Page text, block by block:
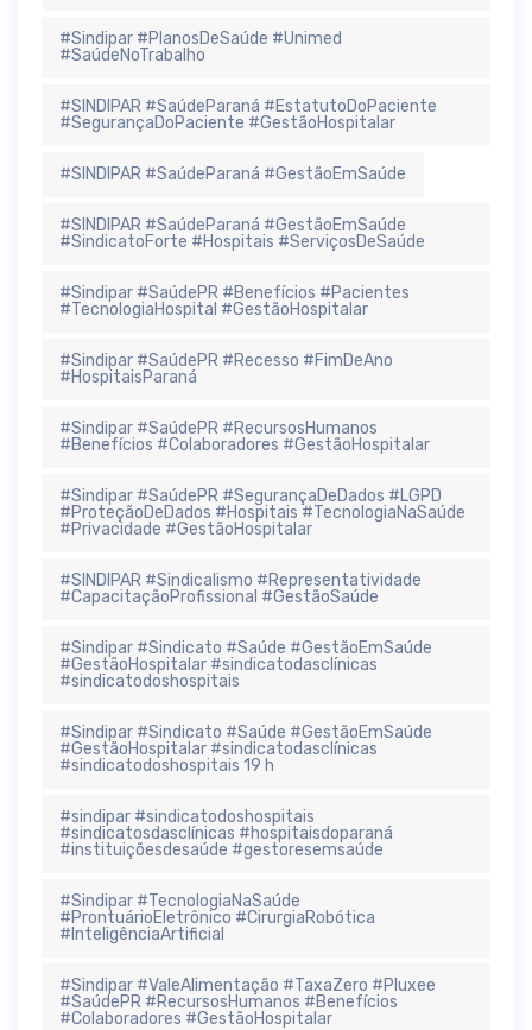
#Sindipar #PlanosDeSaúde #Unimed
#SaúdeNoTrabalho
#SINDIPAR #SaúdeParaná #EstatutoDoPaciente
#SegurançaDoPaciente #GestãoHospitalar
#SINDIPAR #SaúdeParaná #GestãoEmSaúde
#SINDIPAR #SaúdeParaná #GestãoEmSaúde
#SindicatoForte #Hospitais #ServiçosDeSaúde
#Sindipar #SaúdePR #Benefícios #Pacientes
#TecnologiaHospital #GestãoHospitalar
#Sindipar #SaúdePR #Recesso #FimDeAno
#HospitaisParaná
#Sindipar #SaúdePR #RecursosHumanos
#Benefícios #Colaboradores #GestãoHospitalar
#Sindipar #SaúdePR #SegurançaDeDados #LGPD
#ProteçãoDeDados #Hospitais #TecnologiaNaSaúde
#Privacidade #GestãoHospitalar
#SINDIPAR #Sindicalismo #Representatividade
#CapacitaçãoProfissional #GestãoSaúde
#Sindipar #Sindicato #Saúde #GestãoEmSaúde
#GestãoHospitalar #sindicatodasclínicas
#sindicatodoshospitais
#Sindipar #Sindicato #Saúde #GestãoEmSaúde
#GestãoHospitalar #sindicatodasclínicas
#sindicatodoshospitais 19 h
#sindipar #sindicatodoshospitais
#sindicatosdasclínicas #hospitaisdoparaná
#instituiçõesdesaúde #gestoresemsaúde
#Sindipar #TecnologiaNaSaúde
#ProntuárioEletrônico #CirurgiaRobótica
#InteligênciaArtificial
#Sindipar #ValeAlimentação #TaxaZero #Pluxee
#SaúdePR #RecursosHumanos #Benefícios
#Colaboradores #GestãoHospitalar